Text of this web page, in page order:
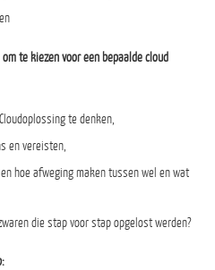
te kiezen voor een bepaalde cloud
te denken,
en vereisten,
hoe afweging maken tussen wel en wat
die stap voor stap opgelost werden?